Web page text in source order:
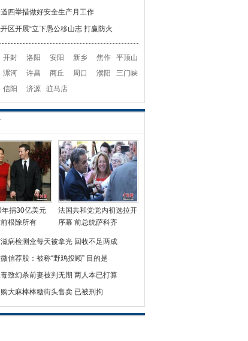
四举措做好安全生产月工作
区开展“立下愚公移山志 打赢防火
开封 洛阳 安阳 新乡 焦作
平顶山
漯河 许昌 商丘 周口 濮阳
三门峡
信阳 济源 驻马店
捐30亿美元
根除所有
法国共和党党内初选拉开
序幕 前总统萨科齐
病检测盒每天被拿光 回收不足两成
信荐股：被称“野鸡投顾” 目的是
致幻杀前妻被判无期 两人本已打算
大麻棒棒糖街头售卖 已被刑拘